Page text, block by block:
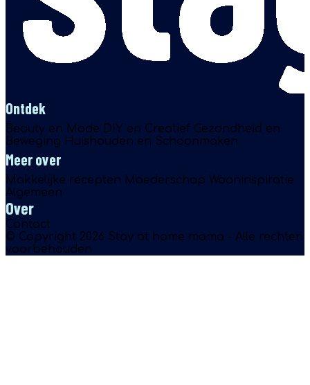
Ontdek
Beauty en Mode DIY en Creatief Gezondheid en
Beweging Huishouden en Schoonmaken
Meer over
Makkelijke recepten Moederschap Wooninspiratie
Algemeen
Over
Contact
© Copyright 2026 Stay at home mama - Alle rechten
voorbehouden